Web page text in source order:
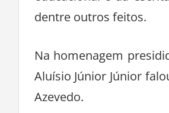
educacional e da
dentre outros feitos.
Na homenagem
Aluísio Júnior Júnior
Azevedo.